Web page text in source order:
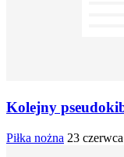
Kolejny
Piłka nożna 23